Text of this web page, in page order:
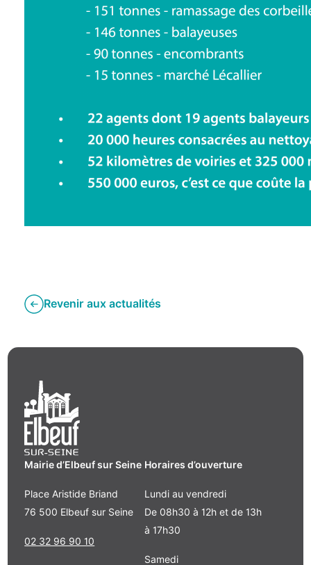
Revenir aux actualités
Mairie d’Elbeuf sur Seine
Place Aristide Briand
76 500 Elbeuf sur Seine
02 32 96 90 10
Horaires d’ouverture
Lundi au vendredi
De 08h30 à 12h et de 13h
à 17h30
Samedi